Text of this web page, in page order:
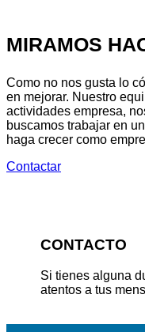
MIRAMOS
Como no nos gusta lo
en mejorar. Nuestro
actividades empresa,
buscamos trabajar en
haga crecer como
Contactar
CONTACTO
Si tienes alguna
atentos a tus